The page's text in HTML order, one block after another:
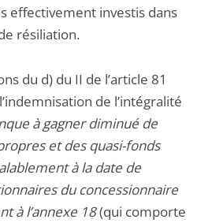
effectivement investis dans
résiliation.
du d) du II de l’article 81
de l’intégralité
à gagner diminué de
et des quasi-fonds
à la date de
du concessionnaire
à l’annexe 18(qui comporte